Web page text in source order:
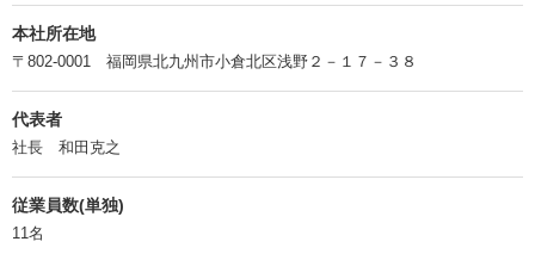
本社所在地
〒802-0001 福岡県北九州市小倉北区浅野２－１７－３８
代表者
社長 和田克之
従業員数(単独)
11名